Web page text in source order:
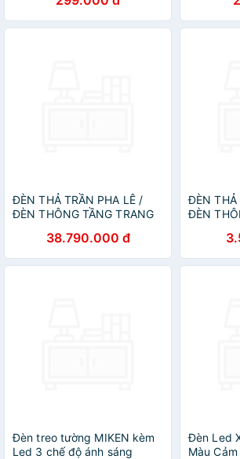
Chiếu Trăng Sao Mây, Đèn
Trang Trí Decor Phòng Ngủ
Chill
ĐÈN THẢ TRẦN PHA LÊ /
ĐÈN THÔNG TẦNG TRANG
PHÒNG NGỦ / CẦU THANG
/ KHÔNG GIAN SANG
TRỌNG AZP-6270 phong
38.790.000 đ
ĐÈN THẢ
ĐÈN
PHÒNG
/ KHÔNG
TRỌNG
Đèn treo tường MIKEN kèm
Led 3 chế độ ánh sáng
Đèn Led
Màu